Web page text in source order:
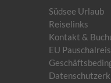
Südsee Urlaub
Reiselinks
Kontakt &
EU